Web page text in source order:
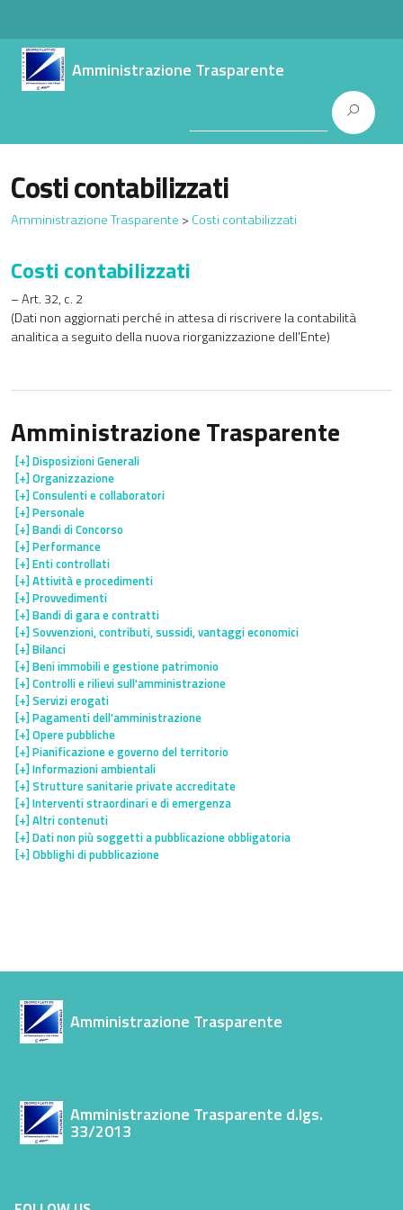
Amministrazione Trasparente
Costi contabilizzati
Amministrazione Trasparente > Costi contabilizzati
Costi contabilizzati
– Art. 32, c. 2
(Dati non aggiornati perché in attesa di riscrivere la contabilità
analitica a seguito della nuova riorganizzazione dell’Ente)
Amministrazione Trasparente
[+]Disposizioni Generali
[+]Organizzazione
[+]Consulenti e collaboratori
[+]Personale
[+]Bandi di Concorso
[+]Performance
[+]Enti controllati
[+]Attività e procedimenti
[+]Provvedimenti
[+]Bandi di gara e contratti
[+]Sovvenzioni, contributi, sussidi, vantaggi economici
[+]Bilanci
[+]Beni immobili e gestione patrimonio
[+]Controlli e rilievi sull'amministrazione
[+]Servizi erogati
[+]Pagamenti dell'amministrazione
[+]Opere pubbliche
[+]Pianificazione e governo del territorio
[+]Informazioni ambientali
[+]Strutture sanitarie private accreditate
[+]Interventi straordinari e di emergenza
[+]Altri contenuti
[+]Dati non più soggetti a pubblicazione obbligatoria
[+]Obblighi di pubblicazione
Amministrazione Trasparente
Amministrazione Trasparente d.lgs.
33/2013